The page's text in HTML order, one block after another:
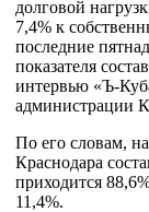
долговой
7,4% к
последние
показателя
интервью «Ъ-
администрации
По его словам,
Краснодара
приходится
11,4%.